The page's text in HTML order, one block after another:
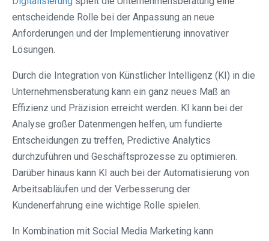
entscheidende Rolle bei der Anpassung an neue
Anforderungen und der Implementierung innovativer
Lösungen.
Durch die Integration von Künstlicher Intelligenz (KI) in die
Unternehmensberatung kann ein ganz neues Maß an
Effizienz und Präzision erreicht werden. KI kann bei der
Analyse großer Datenmengen helfen, um fundierte
Entscheidungen zu treffen, Predictive Analytics
durchzuführen und Geschäftsprozesse zu optimieren.
Darüber hinaus kann KI auch bei der Automatisierung von
Arbeitsabläufen und der Verbesserung der
Kundenerfahrung eine wichtige Rolle spielen.
In Kombination mit Social Media Marketing kann